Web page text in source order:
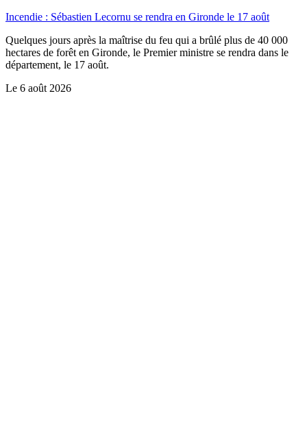
Incendie : Sébastien Lecornu se rendra en Gironde le 17 août
Quelques jours après la maîtrise du feu qui a brûlé plus de 40 000
hectares de forêt en Gironde, le Premier ministre se rendra dans le
département, le 17 août.
Le 6 août 2026